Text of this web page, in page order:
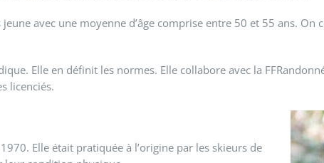
avec une moyenne d’âge comprise entre 50 et 55 ans.
Elle en définit les normes. Elle collabore avec la
licenciés.
Elle était pratiquée à l’origine par les skieurs de